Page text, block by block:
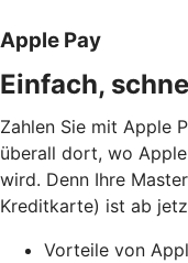
Apple Pay
Einfach,
Zahlen Sie mit Apple
überall dort, wo
wird. Denn Ihre
Kreditkarte) ist ab
Vorteile von